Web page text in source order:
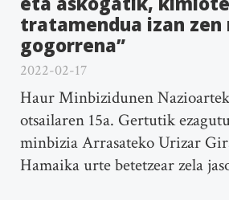
tratamendua izan
gogorrena”
2022-02-17
Haur Minbizidunen
otsailaren 15a. Gertutik
minbizia Arrasateko Urizar
Hamaika urte betetzear zela